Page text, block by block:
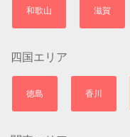
和歌山 滋賀
四国エリア
徳島 香川